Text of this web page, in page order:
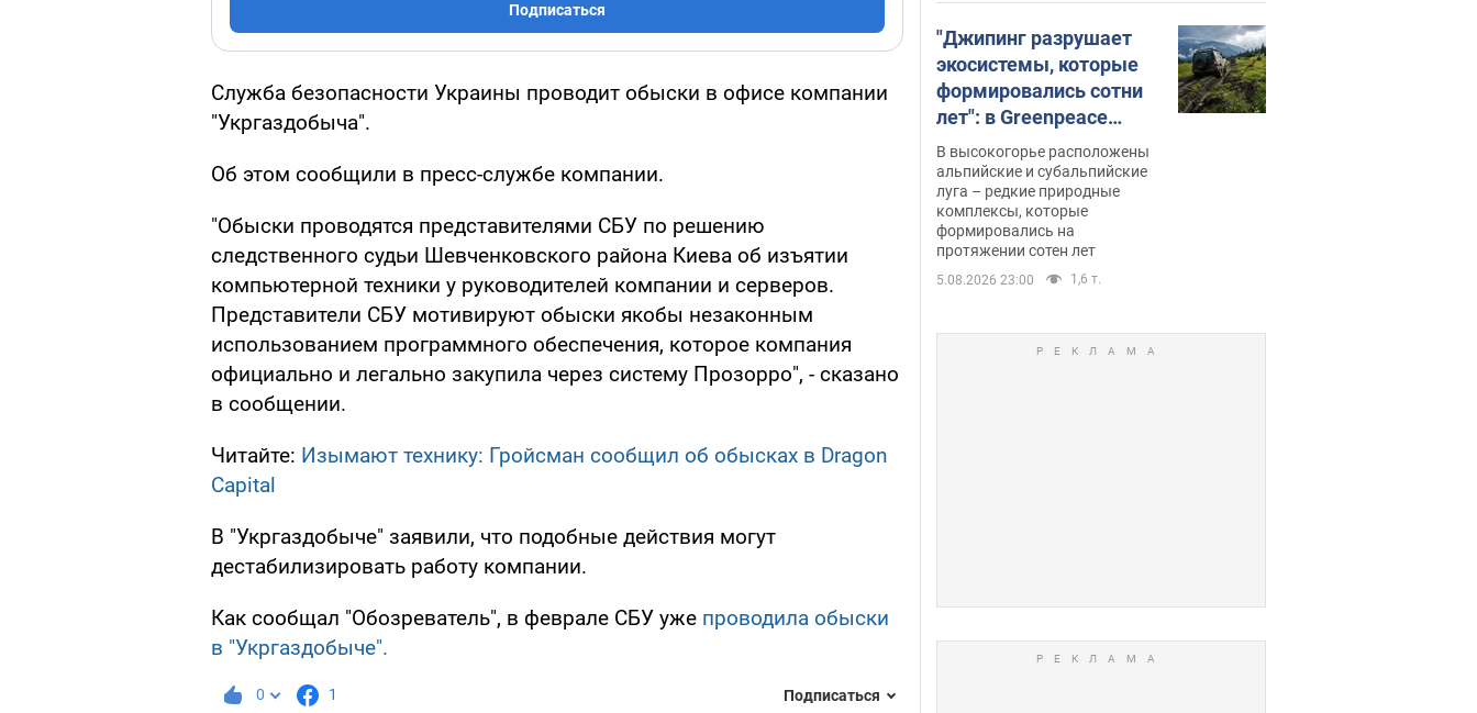
Подписаться
Служба безопасности Украины проводит обыски в офисе компании
"Укргаздобыча".
Об этом сообщили в пресс-службе компании.
"Обыски проводятся представителями СБУ по решению
следственного судьи Шевченковского района Киева об изъятии
компьютерной техники у руководителей компании и серверов.
Представители СБУ мотивируют обыски якобы незаконным
использованием программного обеспечения, которое компания
официально и легально закупила через систему Прозорро", - сказано
в сообщении.
Читайте: Изымают технику: Гройсман сообщил об обысках в Dragon
Capital
В "Укргаздобыче" заявили, что подобные действия могут
дестабилизировать работу компании.
Как сообщал "Обозреватель", в феврале СБУ уже проводила обыски
в "Укргаздобыче".
0 1 Подписаться
"Джипинг разрушает
экосистемы, которые
формировались сотни
лет": в Greenpeace
забили тревогу
В высокогорье расположены
альпийские и субальпийские
луга – редкие природные
комплексы, которые
формировались на
протяжении сотен лет
5.08.2026 23:00 1,6 т.